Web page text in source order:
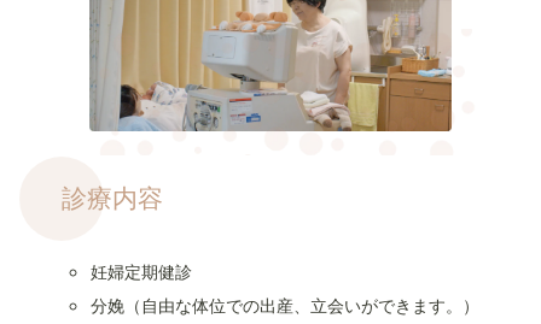
診療内容
妊婦定期健診
分娩（自由な体位での出産、立会いができます。）